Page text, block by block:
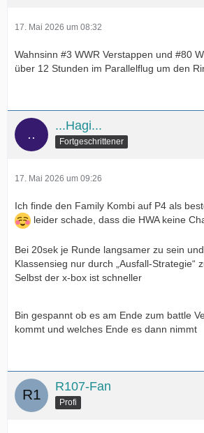
17. Mai 2026 um 08:32
Wahnsinn #3 WWR Verstappen und #80
über 12 Stunden im Parallelflug um den
...Hagi...
Fortgeschrittener
17. Mai 2026 um 09:26
Ich finde den Family Kombi auf P4 als
leider schade, dass die HWA keine
Bei 20sek je Runde langsamer zu sein
Klassensieg nur durch „Ausfall-Strategie“
Selbst der x-box ist schneller
Bin gespannt ob es am Ende zum battle
kommt und welches Ende es dann nimmt
R107-Fan
Profi